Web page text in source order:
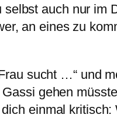
auch nur im
an eines zu
sucht …“ und
gehen
einmal kritisch: